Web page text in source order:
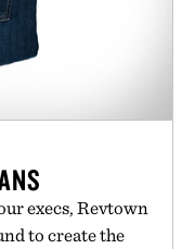
execs, Revtown
to create the